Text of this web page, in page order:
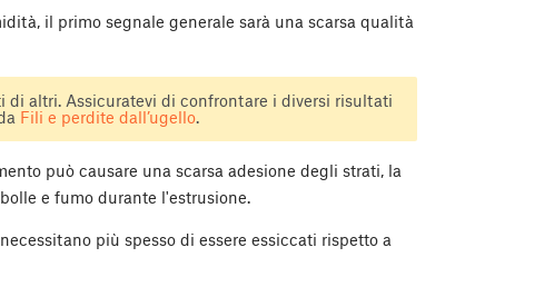
il primo segnale generale sarà una scarsa qualità
altri. Assicuratevi di confrontare i diversi risultati
Fili e perdite dall’ugello.
può causare una scarsa adesione degli strati, la
e fumo durante l'estrusione.
più spesso di essere essiccati rispetto a